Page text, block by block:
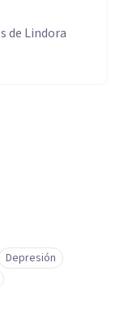
de Lindora
Depresión